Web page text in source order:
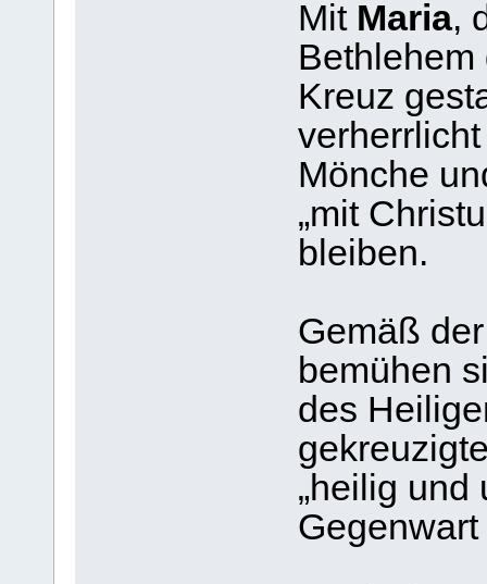
Mit Maria,
Bethlehem
Kreuz
Mönche
„mit
bleiben.
Gemäß
bemühen
des
„heilig und